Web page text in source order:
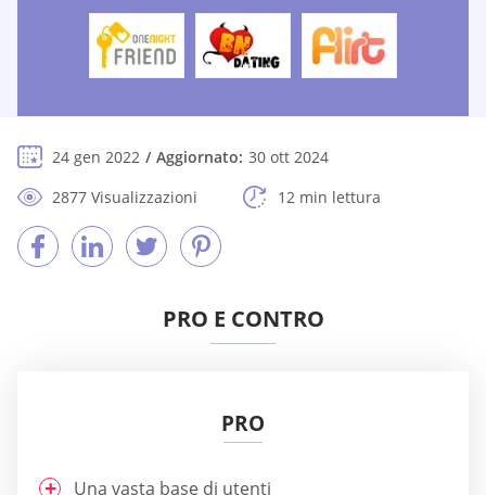
24 gen 2022 Aggiornato: 30 ott 2024
2877 Visualizzazioni
12 min lettura
PRO E CONTRO
PRO
Una vasta base di utenti